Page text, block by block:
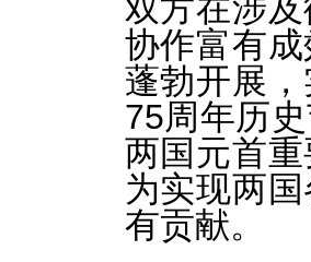
双方在涉
协作富有
蓬勃开展
75周年历
两国元首
为实现两
有贡献。